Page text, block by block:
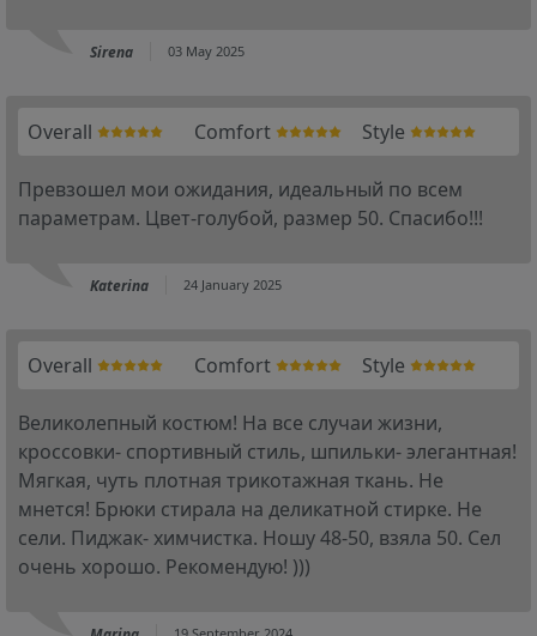
Sirena 03 May 2025
Overall Comfort Style
Превзошел мои ожидания, идеальный по всем
параметрам. Цвет-голубой, размер 50. Спасибо!!!
Katerina 24 January 2025
Overall Comfort Style
Великолепный костюм! На все случаи жизни,
кроссовки- спортивный стиль, шпильки- элегантная!
Мягкая, чуть плотная трикотажная ткань. Не
мнется! Брюки стирала на деликатной стирке. Не
сели. Пиджак- химчистка. Ношу 48-50, взяла 50. Сел
очень хорошо. Рекомендую! )))